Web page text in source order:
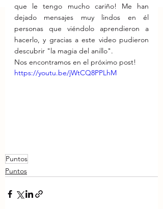
que le tengo mucho cariño! Me han
dejado mensajes muy lindos en él
personas que viéndolo aprendieron a
hacerlo, y gracias a este video pudieron
descubrir "la magia del anillo".
Nos encontramos en el próximo post!
https://youtu.be/jWtCQ8PPLhM
Puntos
Puntos